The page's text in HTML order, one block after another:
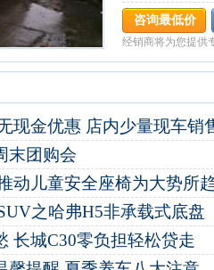
咨询最低价
经销商将为您提供
现金优惠 店内少量现车销
末团购会
动儿童安全座椅为大势所
之哈弗H5非承载式底盘
长城C30零负担轻松贷走